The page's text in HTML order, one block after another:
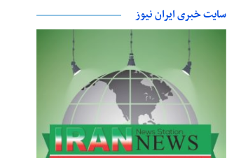
سایت خبری ایران نیوز